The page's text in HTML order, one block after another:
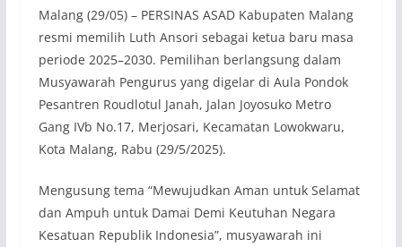
Malang (29/05) – PERSINAS ASAD Kabupaten Malang
resmi memilih Luth Ansori sebagai ketua baru masa
periode 2025–2030. Pemilihan berlangsung dalam
Musyawarah Pengurus yang digelar di Aula Pondok
Pesantren Roudlotul Janah, Jalan Joyosuko Metro
Gang IVb No.17, Merjosari, Kecamatan Lowokwaru,
Kota Malang, Rabu (29/5/2025).
Mengusung tema “Mewujudkan Aman untuk Selamat
dan Ampuh untuk Damai Demi Keutuhan Negara
Kesatuan Republik Indonesia”, musyawarah ini